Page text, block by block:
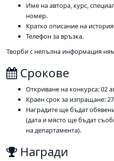
Име на автора, курс,
номер.
Кратко описание на
Телефон за връзка.
Творби с непълна информация
Срокове
Откриване на конкурса: 02
Краен срок за изпращане:
Наградите ще бъдат
(дата и място ще бъдат
на департамента).
Награди